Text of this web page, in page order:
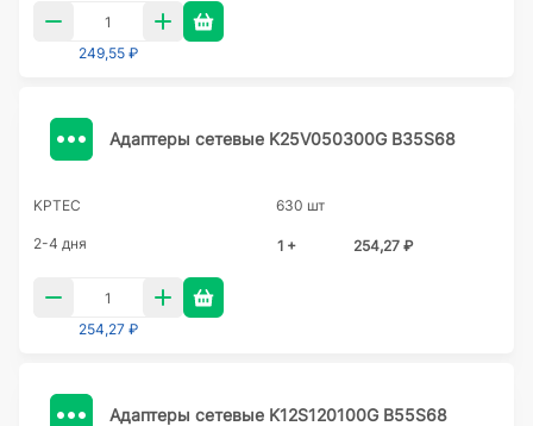
249,55 ₽
Адаптеры сетевые K25V050300G B35S68
KPTEC 630 шт
2-4 дня 1 + 254,27 ₽
254,27 ₽
Адаптеры сетевые K12S120100G B55S68